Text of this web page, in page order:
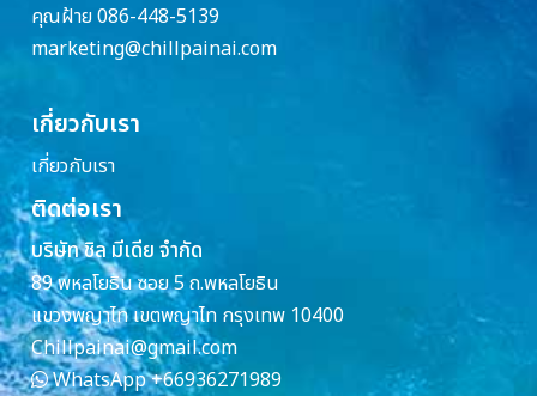
คุณฝ้าย 086-448-5139
marketing@chillpainai.com
เกี่ยวกับเรา
เกี่ยวกับเรา
ติดต่อเรา
บริษัท ชิล มีเดีย จำกัด
89 พหลโยธิน ซอย 5 ถ.พหลโยธิน
แขวงพญาไท เขตพญาไท กรุงเทพ 10400
Chillpainai@gmail.com
WhatsApp+66936271989